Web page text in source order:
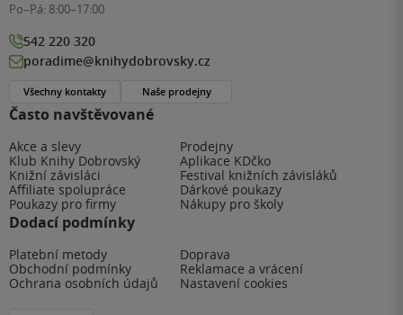
Často navštěvované
Akce a slevy
Prodejny
Klub Knihy Dobrovský
Aplikace KDčko
Knižní závisláci
Festival knižních závisláků
Affiliate spolupráce
Dárkové poukazy
Poukazy pro firmy
Nákupy pro školy
Dodací podmínky
Platební metody
Doprava
Obchodní podmínky
Reklamace a vrácení
Ochrana osobních údajů
Nastavení cookies
Po–Pá: 8:00–17:00
542 220 320
poradime@knihydobrovsky.cz
Všechny kontakty Naše prodejny